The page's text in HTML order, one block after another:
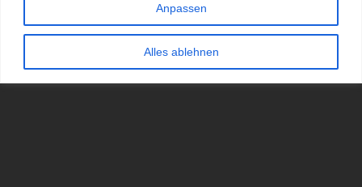
Anpassen
Alles ablehnen